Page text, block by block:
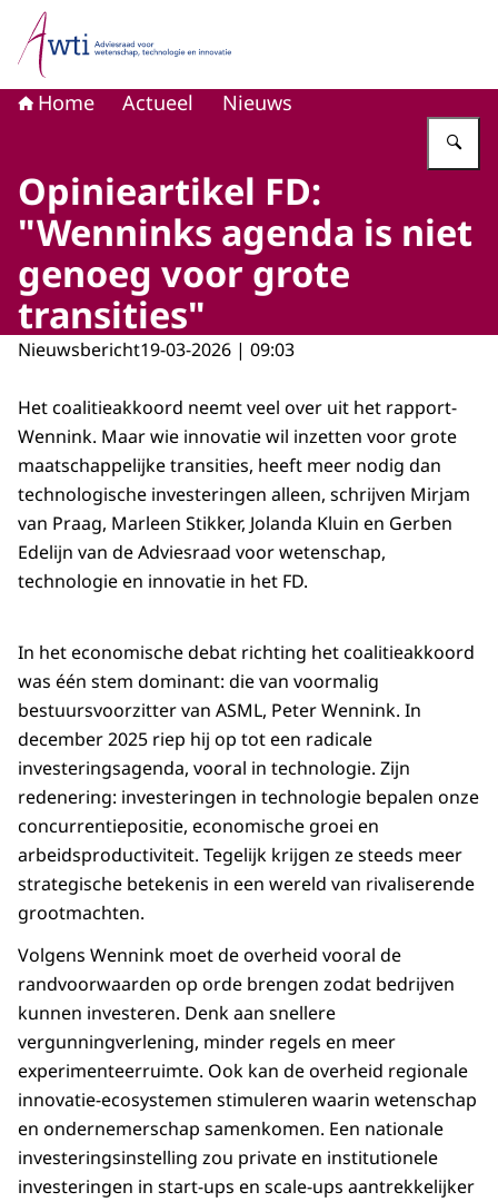
Naar de homepage van Adviesraad voor wetenschap,
Home Actueel Nieuws
Opinieartikel FD:
"Wenninks agenda is niet
genoeg voor grote
transities"
Nieuwsbericht19-03-2026 | 09:03
Het coalitieakkoord neemt veel over uit het rapport-
Wennink. Maar wie innovatie wil inzetten voor grote
maatschappelijke transities, heeft meer nodig dan
technologische investeringen alleen, schrijven Mirjam
van Praag, Marleen Stikker, Jolanda Kluin en Gerben
Edelijn van de Adviesraad voor wetenschap,
technologie en innovatie in het FD.
In het economische debat richting het coalitieakkoord
was één stem dominant: die van voormalig
bestuursvoorzitter van ASML, Peter Wennink. In
december 2025 riep hij op tot een radicale
investeringsagenda, vooral in technologie. Zijn
redenering: investeringen in technologie bepalen onze
concurrentiepositie, economische groei en
arbeidsproductiviteit. Tegelijk krijgen ze steeds meer
strategische betekenis in een wereld van rivaliserende
grootmachten.
Volgens Wennink moet de overheid vooral de
randvoorwaarden op orde brengen zodat bedrijven
kunnen investeren. Denk aan snellere
vergunningverlening, minder regels en meer
experimenteerruimte. Ook kan de overheid regionale
innovatie-ecosystemen stimuleren waarin wetenschap
en ondernemerschap samenkomen. Een nationale
investeringsinstelling zou private en institutionele
investeringen in start-ups en scale-ups aantrekkelijker